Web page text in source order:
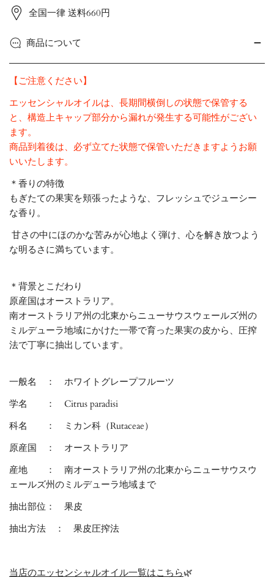
全国一律 送料660円
商品について
【ご注意ください】
エッセンシャルオイルは、長期間横倒しの状態で保管する
と、構造上キャップ部分から漏れが発生する可能性がござい
ます。
商品到着後は、必ず立てた状態で保管いただきますようお願
いいたします。
＊香りの特徴
もぎたての果実を頬張ったよ うな、フレッシュでジューシー
な香り。
甘さの中にほのかな苦みが心地よく弾け、心を解き放つよう
な明るさに満ちています。
＊背景とこだわり
原産国はオーストラリア。
南オーストラリア州の北東からニューサウスウェールズ州の
ミルデューラ地域にかけた一帯で育った果実の皮から、圧搾
法で丁寧に抽出 しています。
一般名 ： ホワイトグレープフルーツ
学名
： Citrus paradisi
科名 ：
ミカン科（Rutaceae）
原産国 ： オーストラリア
産地 ： 南オーストラリア州の北東からニューサウスウ
ェールズ州のミルデューラ地域まで
抽出部位： 果皮
抽出方法 ： 果皮圧搾法
当店のエッセンシャルオイル一覧はこちら🌿